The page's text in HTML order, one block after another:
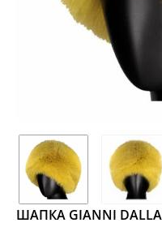
ШАПКА GIANNI DALLA